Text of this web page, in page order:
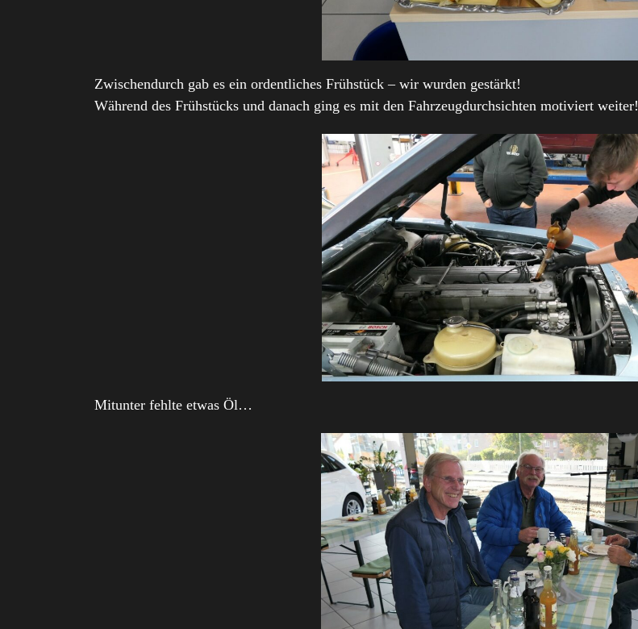
Zwischendurch gab es ein ordentliches Frühstück – wir wurden gestärkt!
Während des Frühstücks und danach ging es mit den Fahrzeugdurchsichten motiviert weiter!
Mitunter fehlte etwas Öl…